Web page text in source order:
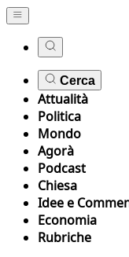
Cerca
Attualità
Politica
Mondo
Agorà
Podcast
Chiesa
Idee e
Economia
Rubriche